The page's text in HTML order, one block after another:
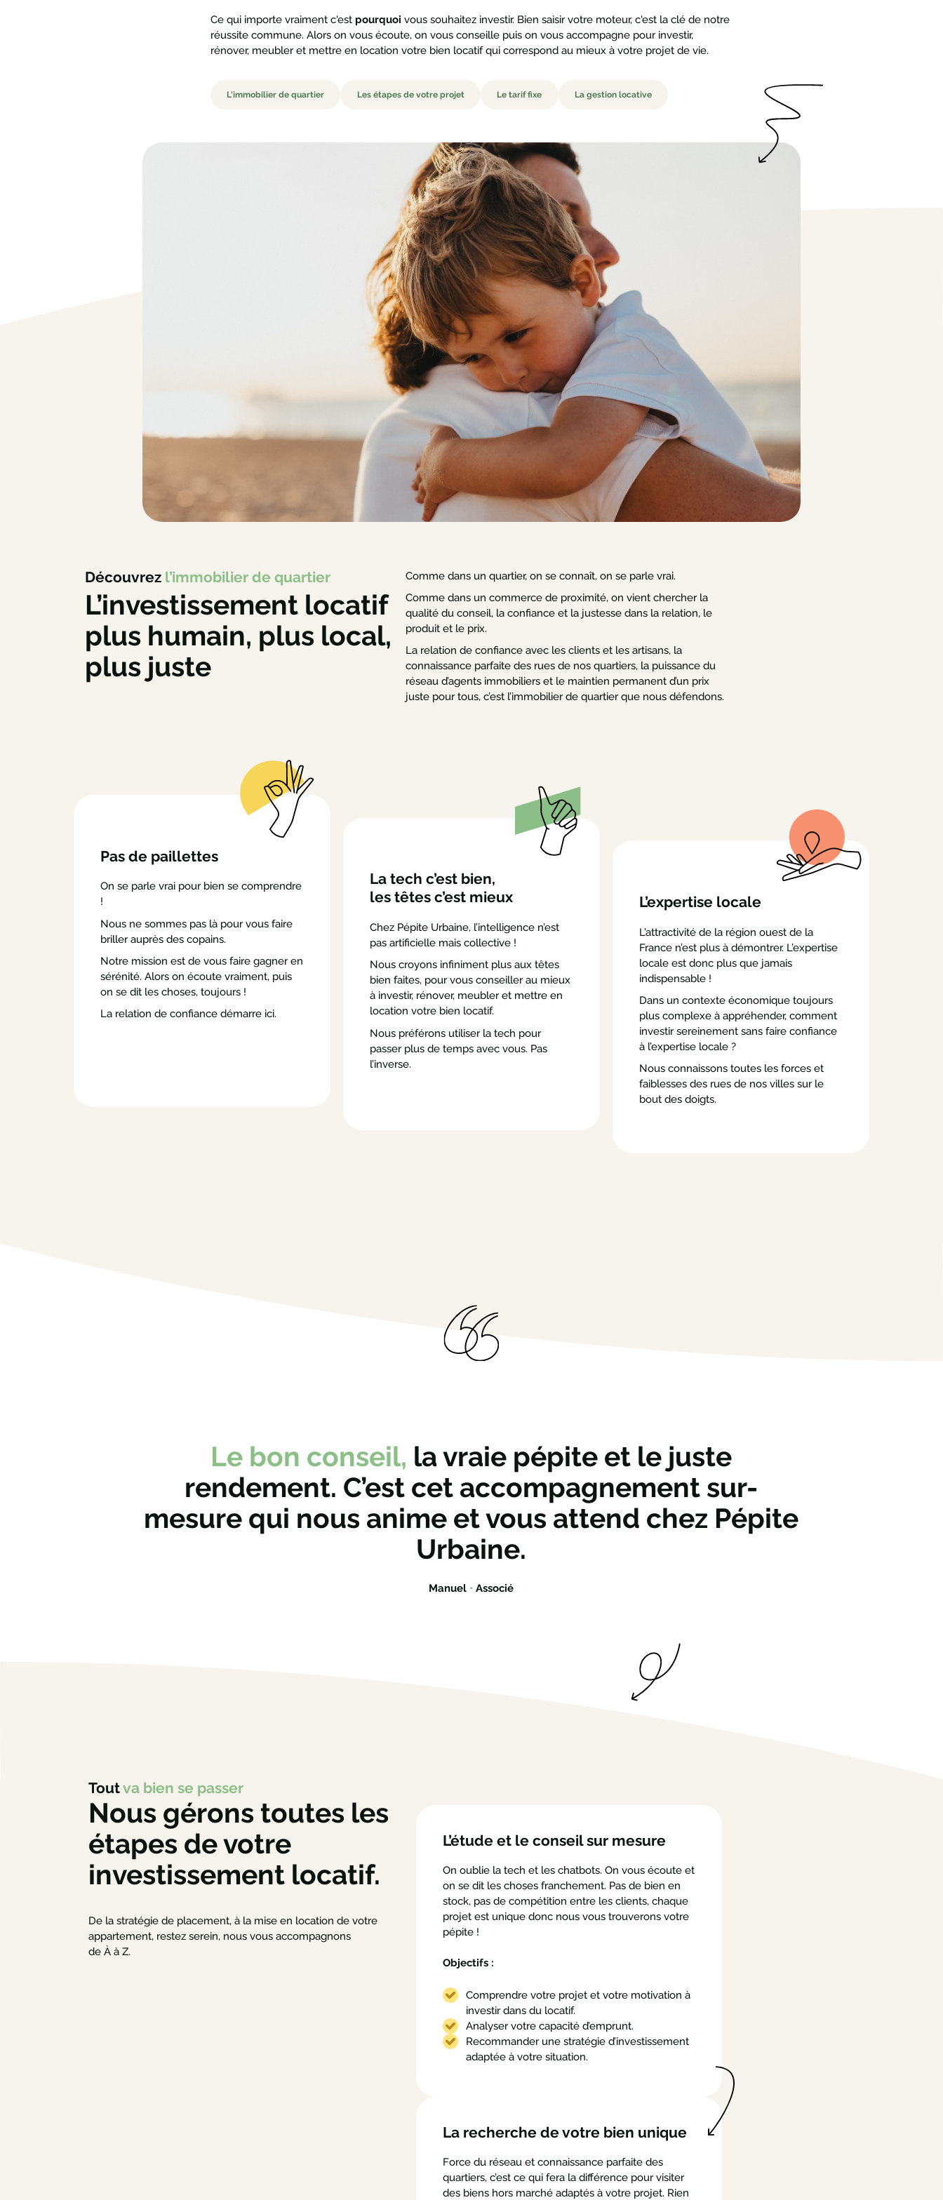
Ce qui importe vraiment c'est pourquoi vous souhaitez investir. Bien saisir votre moteur, c'est la clé de notre
réussite commune. Alors on vous écoute, on vous conseille puis on vous accompagne pour investir,
rénover, meubler et mettre en location votre bien locatif qui correspond au mieux à votre projet de vie.
L'immobilier de quartier Les étapes de votre projet Le tarif fixe La gestion locative
Découvrez l’immobilier de quartier
L’investissement locatif
plus humain, plus local,
plus juste
Comme dans un quartier, on se connaît, on se parle vrai.
Comme dans un commerce de proximité, on vient chercher la
qualité du conseil, la confiance et la justesse dans la relation, le
produit et le prix.
La relation de confiance avec les clients et les artisans, la
connaissance parfaite des rues de nos quartiers, la puissance du
réseau d’agents immobiliers et le maintien permanent d’un prix
juste pour tous, c’est l’immobilier de quartier que nous défendons.
Pas de paillettes
On se parle vrai pour bien se comprendre
!
Nous ne sommes pas là pour vous faire
briller auprès des copains.
Notre mission est de vous faire gagner en
sérénité. Alors on écoute vraiment, puis
on se dit les choses, toujours !
La relation de confiance démarre ici.
La tech c’est bien,
les têtes c’est mieux
Chez Pépite Urbaine, l’intelligence n’est
pas artificielle mais collective !
Nous croyons infiniment plus aux têtes
bien faites, pour vous conseiller au mieux
à investir, rénover, meubler et mettre en
location votre bien locatif.
Nous préférons utiliser la tech pour
passer plus de temps avec vous. Pas
l’inverse.
L’expertise locale
L’attractivité de la région ouest de la
France n’est plus à démontrer. L’expertise
locale est donc plus que jamais
indispensable !
Dans un contexte économique toujours
plus complexe à appréhender, comment
investir sereinement sans faire confiance
à l’expertise locale ?
Nous connaissons toutes les forces et
faiblesses des rues de nos villes sur le
bout des doigts.
Le bon conseil, la vraie pépite et le juste
rendement. C’est cet accompagnement sur-
mesure qui nous anime et vous attend chez Pépite
Urbaine.
Manuel •Associé
Toutva bien se passer
Nous gérons toutes les
étapes de votre
investissement locatif.
De la stratégie de placement, à la mise en location de votre
appartement, restez serein, nous vous accompagnons
de À à Z.
L’étude et le conseil sur mesure
On oublie la tech et les chatbots. On vous écoute et
on se dit les choses franchement. Pas de bien en
stock, pas de compétition entre les clients, chaque
projet est unique donc nous vous trouverons votre
pépite !
Objectifs :
Comprendre votre projet et votre motivation à
investir dans du locatif.
Analyser votre capacité d’emprunt.
Recommander une stratégie d’investissement
adaptée à votre situation.
La recherche de votre bien unique
Force du réseau et connaissance parfaite des
quartiers, c’est ce qui fera la différence pour visiter
des biens hors marché adaptés à votre projet. Rien